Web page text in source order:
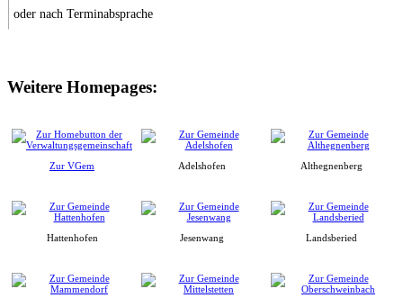
oder nach Terminabsprache
Weitere Homepages:
Zur VGem Adelshofen Althegnenberg
Hattenhofen Jesenwang Landsberied